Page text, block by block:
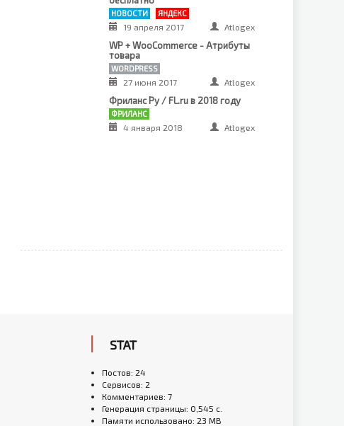
НОВОСТИ ЯНДЕКС
19 апреля 2017 Atlogex
WP + WooCommerce - Атрибуты
товара
WORDPRESS
27 июня 2017 Atlogex
Фриланс Ру / FL.ru в 2018 году
ФРИЛАНС
4 января 2018 Atlogex
STAT
Постов: 24
Сервисов: 2
Комментариев: 7
Генерация страницы: 0,545 с.
Памяти использовано: 23 MB